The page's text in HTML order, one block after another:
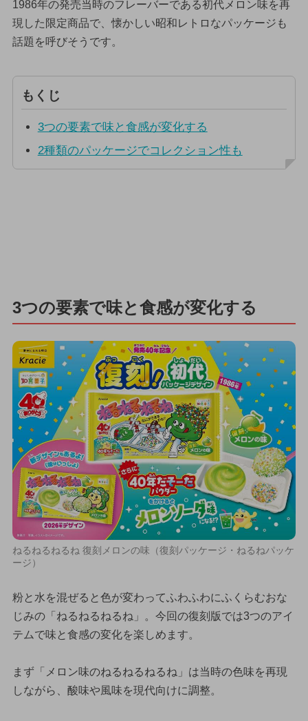
1986年の発売当時のフレーバーである初代メロン味を再
現した限定商品で、懐かしい昭和レトロなパッケージも
話題を呼びそうです。
もくじ
3つの要素で味と食感が変化する
2種類のパッケージでコレクション性も
3つの要素で味と食感が変化する
ねるねるねるね 復刻メロンの味（復刻パッケージ・ねるねパッケ
ージ）
粉と水を混ぜると色が変わってふわふわにふくらむおな
じみの「ねるねるねるね」。今回の復刻版では3つのアイ
テムで味と食感の変化を楽しめます。
まず「メロン味のねるねるねるね」は当時の色味を再現
しながら、酸味や風味を現代向けに調整。